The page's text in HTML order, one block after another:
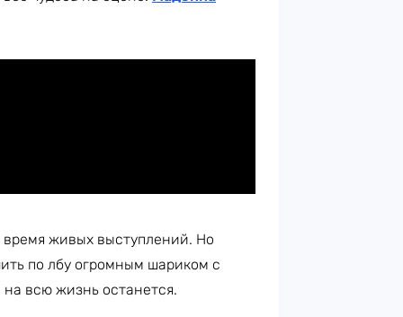
живых выступлений. Но
по лбу огромным шариком с
всю жизнь останется.